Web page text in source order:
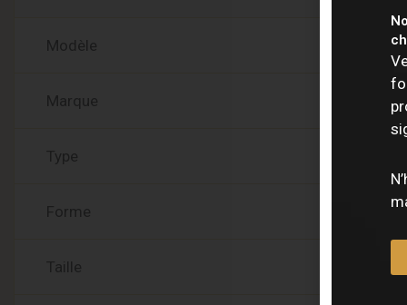
Modèle
Marque
Type
Forme
Taille